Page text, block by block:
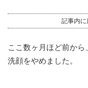
記事内に
ここ数ヶ月ほど前か
洗顔をやめました。